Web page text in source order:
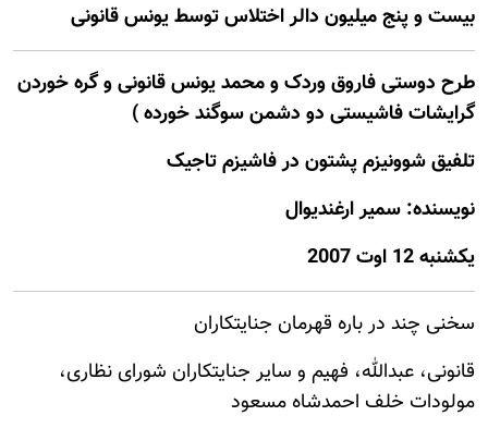
بيست و پنج ميليون دالر اختلاس توسط يونس قانونی
طرح دوستی فاروق وردک و محمد یونس قانونی و گره خوردن
گرایشات فاشیستی دو دشمن سوگند خورده )
تلفیق شوونیزم پشتون در فاشیزم تاجیک
نويسنده: سمیر ارغندیوال
يكشنبه 12 اوت 2007
سخنی چند در باره قهرمان جنایتکاران
قانونی، عبدالله، فهیم و سایر جنایتکاران شورای نظاری،
مولودات خلف احمدشاه مسعود